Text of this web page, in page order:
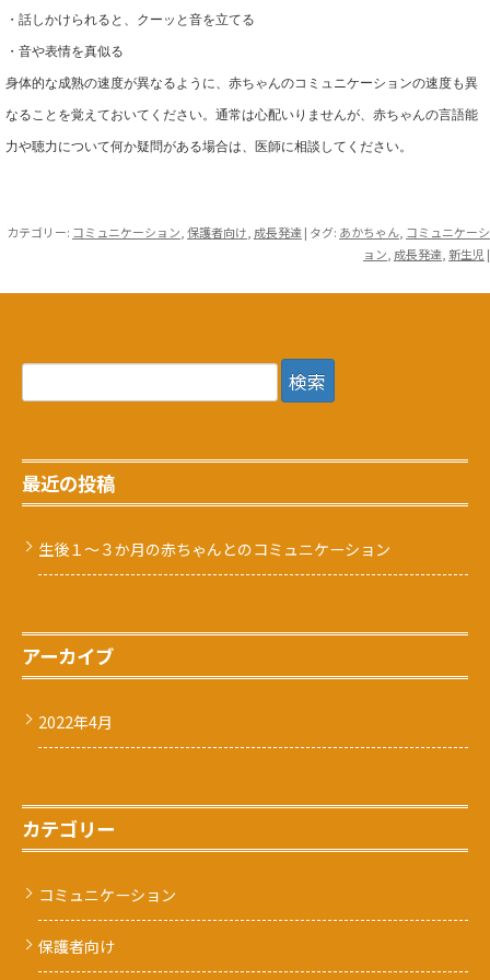
・話しかけられると、クーッと音を立てる
・音や表情を真似る
身体的な成熟の速度が異なるように、赤ちゃんのコミュニケーションの速度も異
なることを覚えておいてください。通常は心配いりませんが、赤ちゃんの言語能
力や聴力について何か疑問がある場合は、医師に相談してください。
カテゴリー: コミュニケーション 保護者向け 成長発達| タグ: あかちゃん コミュニケーシ
ョン 成長発達 新生児 |
検
索:
最近の投稿
生後１～３か月の赤ちゃんとのコミュニケーション
アーカイブ
2022年4月
カテゴリー
コミュニケーション
保護者向け